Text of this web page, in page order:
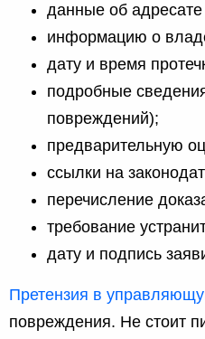
данные об адресате
информацию о
дату и время
подробные
повреждений);
предварительную
ссылки на
перечисление
требование
дату и подпись
Претензия в
повреждения. Не стоит